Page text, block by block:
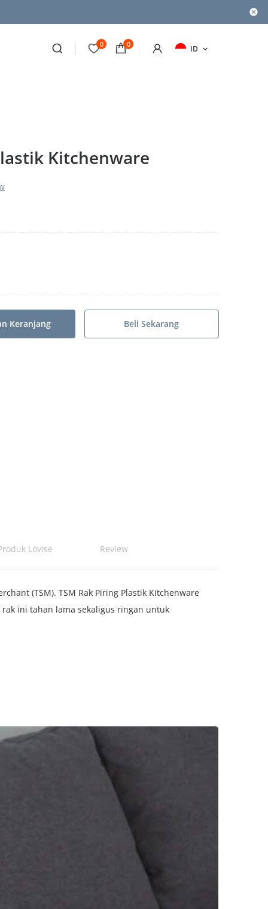
0 0 ID
Kitchenware
Keranjang Beli Sekarang
Lovise Review
(TSM). TSM Rak Piring Plastik Kitchenware
ini tahan lama sekaligus ringan untuk